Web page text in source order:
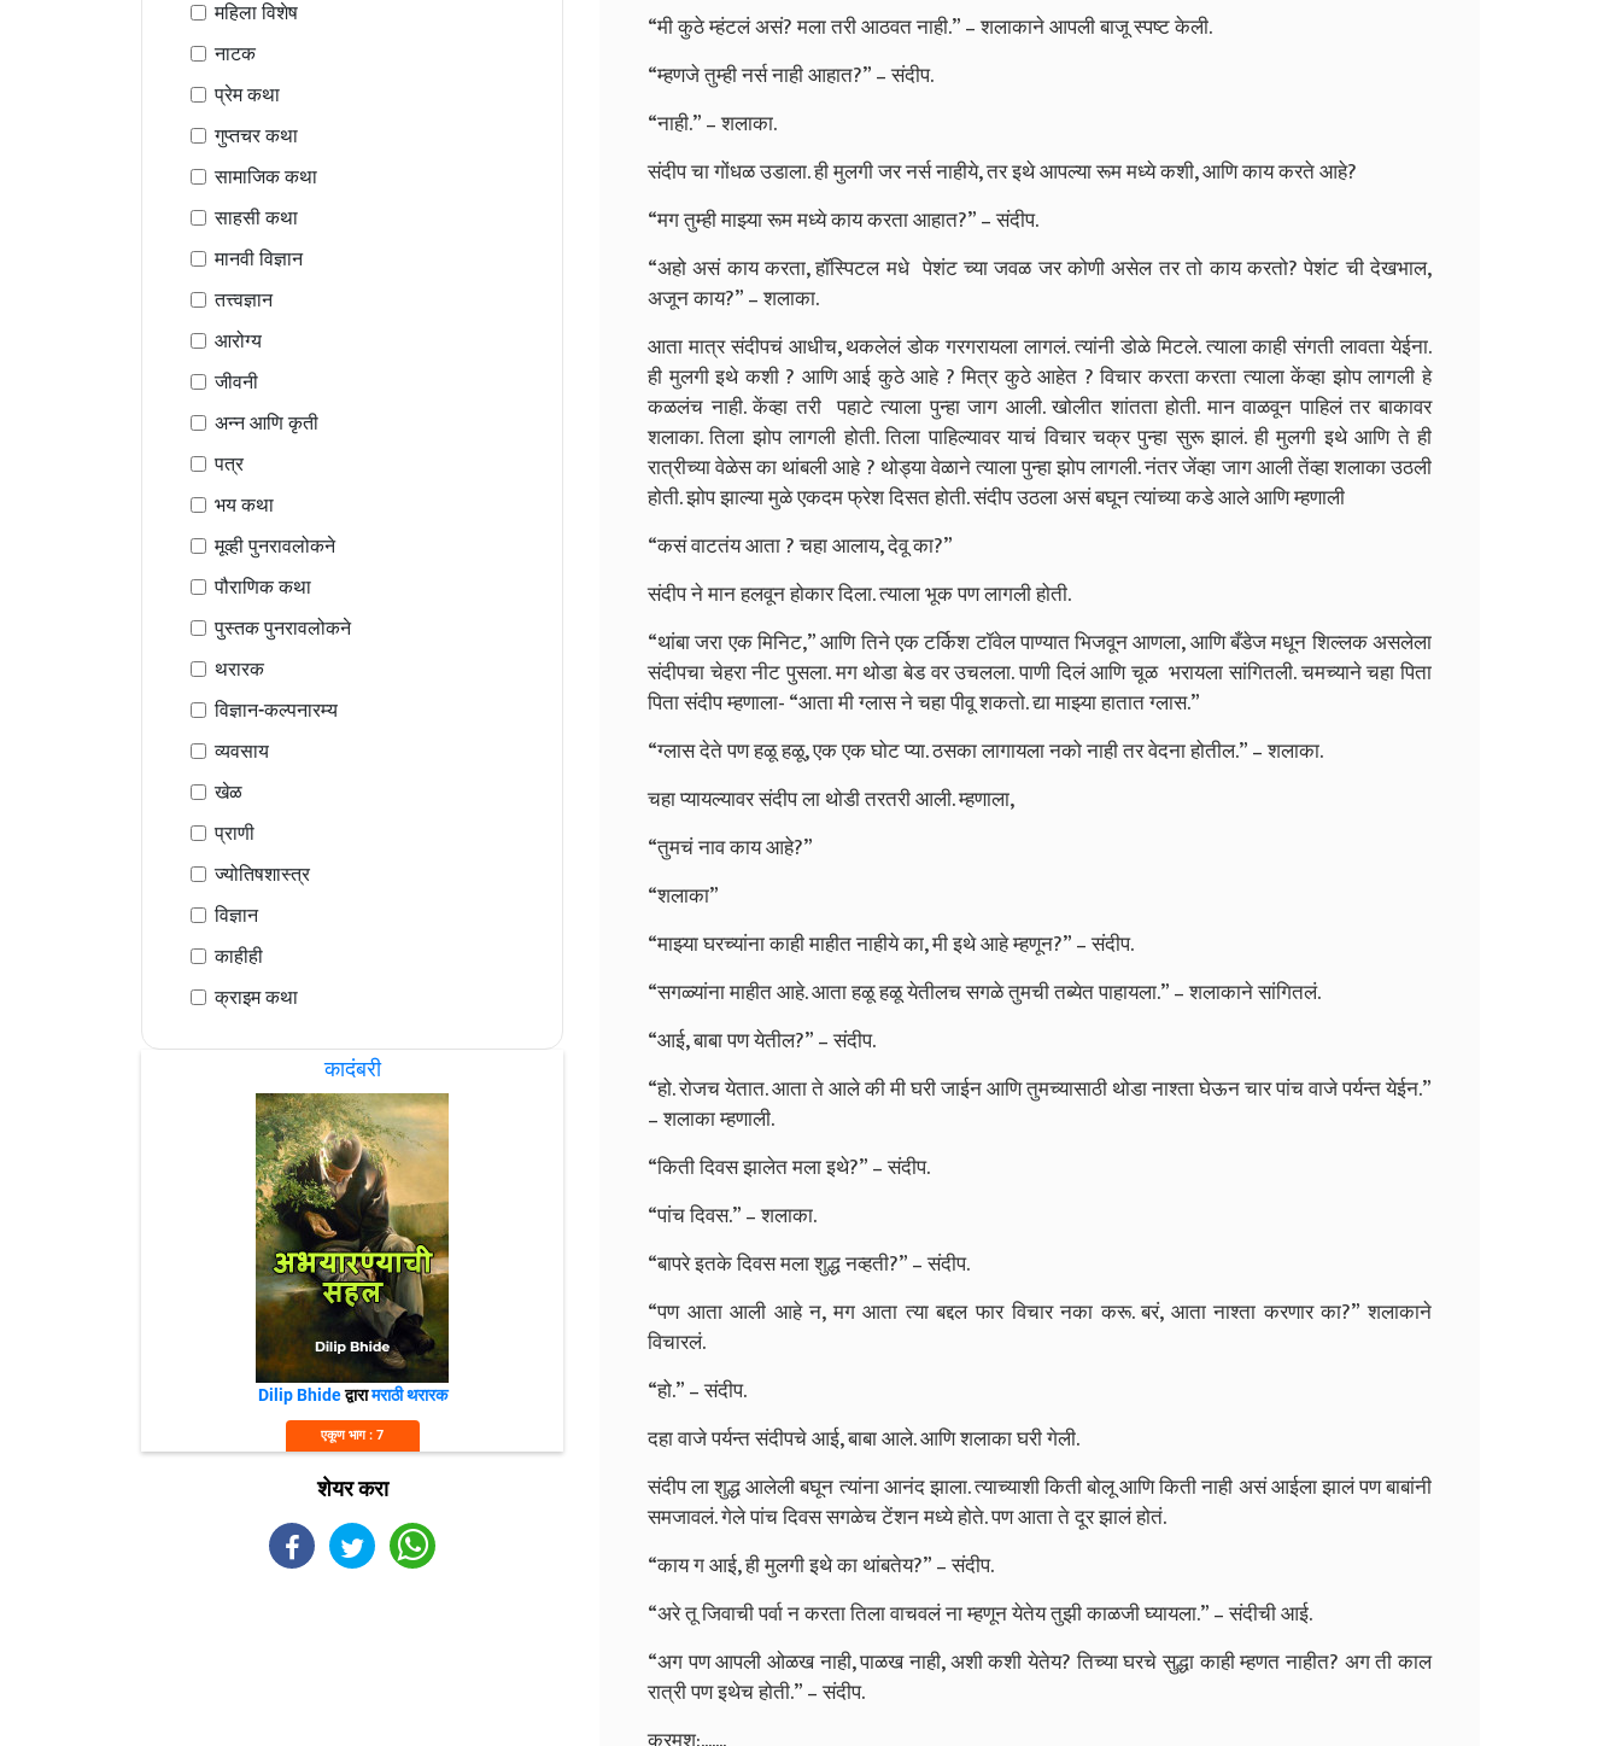
महिला विशेष
नाटक
प्रेम कथा
गुप्तचर कथा
सामाजिक कथा
साहसी कथा
मानवी विज्ञान
तत्त्वज्ञान
आरोग्य
जीवनी
अन्न आणि कृती
पत्र
भय कथा
मूव्ही पुनरावलोकने
पौराणिक कथा
पुस्तक पुनरावलोकने
थरारक
विज्ञान-कल्पनारम्य
व्यवसाय
खेळ
प्राणी
ज्योतिषशास्त्र
विज्ञान
काहीही
क्राइम कथा
कादंबरी
Dilip Bhideद्वारामराठी थरारक
एकूण भाग : 7
शेयर करा
“मी कुठे म्हंटलं असं? मला तरी आठवत नाही.” – शलाकाने आपली बाजू स्पष्ट केली.
“म्हणजे तुम्ही नर्स नाही आहात?” – संदीप.
“नाही.” – शलाका.
संदीप चा गोंधळ उडाला. ही मुलगी जर नर्स नाहीये, तर इथे आपल्या रूम मध्ये कशी, आणि काय करते आहे?
“मग तुम्ही माझ्या रूम मध्ये काय करता आहात?” – संदीप.
“अहो असं काय करता, हॉस्पिटल मधे पेशंट च्या जवळ जर कोणी असेल तर तो काय करतो? पेशंट ची देखभाल,
अजून काय?” – शलाका.
आता मात्र संदीपचं आधीच, थकलेलं डोक गरगरायला लागलं. त्यांनी डोळे मिटले. त्याला काही संगती लावता येईना.
ही मुलगी इथे कशी ? आणि आई कुठे आहे ? मित्र कुठे आहेत ? विचार करता करता त्याला केंव्हा झोप लागली हे
कळलंच नाही. केंव्हा तरी पहाटे त्याला पुन्हा जाग आली. खोलीत शांतता होती. मान वाळवून पाहिलं तर बाकावर
शलाका. तिला झोप लागली होती. तिला पाहिल्यावर याचं विचार चक्र पुन्हा सुरू झालं. ही मुलगी इथे आणि ते ही
रात्रीच्या वेळेस का थांबली आहे ? थोड्या वेळाने त्याला पुन्हा झोप लागली. नंतर जेंव्हा जाग आली तेंव्हा शलाका उठली
होती. झोप झाल्या मुळे एकदम फ्रेश दिसत होती. संदीप उठला असं बघून त्यांच्या कडे आले आणि म्हणाली
“कसं वाटतंय आता ? चहा आलाय, देवू का?”
संदीप ने मान हलवून होकार दिला. त्याला भूक पण लागली होती.
“थांबा जरा एक मिनिट,” आणि तिने एक टर्किश टॉवेल पाण्यात भिजवून आणला, आणि बँडेज मधून शिल्लक असलेला
संदीपचा चेहरा नीट पुसला. मग थोडा बेड वर उचलला. पाणी दिलं आणि चूळ भरायला सांगितली. चमच्याने चहा पिता
पिता संदीप म्हणाला- “आता मी ग्लास ने चहा पीवू शकतो. द्या माझ्या हातात ग्लास.”
“ग्लास देते पण हळू हळू, एक एक घोट प्या. ठसका लागायला नको नाही तर वेदना होतील.” – शलाका.
चहा प्यायल्यावर संदीप ला थोडी तरतरी आली. म्हणाला,
“तुमचं नाव काय आहे?”
“शलाका”
“माझ्या घरच्यांना काही माहीत नाहीये का, मी इथे आहे म्हणून?” – संदीप.
“सगळ्यांना माहीत आहे. आता हळू हळू येतीलच सगळे तुमची तब्येत पाहायला.” – शलाकाने सांगितलं.
“आई, बाबा पण येतील?” – संदीप.
“हो. रोजच येतात. आता ते आले की मी घरी जाईन आणि तुमच्यासाठी थोडा नाश्ता घेऊन चार पांच वाजे पर्यन्त येईन.”
– शलाका म्हणाली.
“किती दिवस झालेत मला इथे?” – संदीप.
“पांच दिवस.” – शलाका.
“बापरे इतके दिवस मला शुद्ध नव्हती?” – संदीप.
“पण आता आली आहे न, मग आता त्या बद्दल फार विचार नका करू. बरं, आता नाश्ता करणार का?” शलाकाने
विचारलं.
“हो.” – संदीप.
दहा वाजे पर्यन्त संदीपचे आई, बाबा आले. आणि शलाका घरी गेली.
संदीप ला शुद्ध आलेली बघून त्यांना आनंद झाला. त्याच्याशी किती बोलू आणि किती नाही असं आईला झालं पण बाबांनी
समजावलं. गेले पांच दिवस सगळेच टेंशन मध्ये होते. पण आता ते दूर झालं होतं.
“काय ग आई, ही मुलगी इथे का थांबतेय?” – संदीप.
“अरे तू जिवाची पर्वा न करता तिला वाचवलं ना म्हणून येतेय तुझी काळजी घ्यायला.” – संदीची आई.
“अग पण आपली ओळख नाही, पाळख नाही, अशी कशी येतेय? तिच्या घरचे सुद्धा काही म्हणत नाहीत? अग ती काल
रात्री पण इथेच होती.” – संदीप.